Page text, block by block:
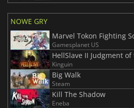
NOWE GRY
Marvel Tokon Fighting
Gamesplanet US
HellSlave II Judgment
Kinguin
Big Walk
Steam
Kill The Shadow
Eneba